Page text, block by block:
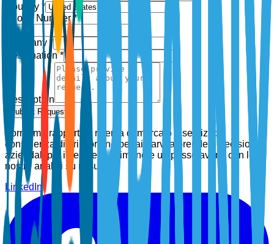
Country *
Phone Number *
Company *
Designation *
Description
Submit Request
Forniamo rapporti di ricerca di mercato e servizi di
consulenza di prim'ordine per aiutarvi a prendere decisioni
aziendali più intelligenti. Rimanete un passo avanti con le
nostre analisi su misura.
LinkedIn